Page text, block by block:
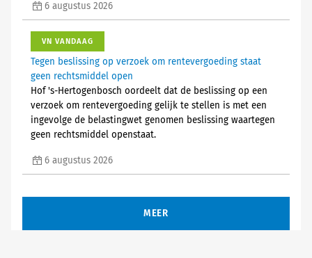
6 augustus 2026
VN VANDAAG
Tegen beslissing op verzoek om rentevergoeding staat
geen rechtsmiddel open
Hof 's-Hertogenbosch oordeelt dat de beslissing op een
verzoek om rentevergoeding gelijk te stellen is met een
ingevolge de belastingwet genomen beslissing waartegen
geen rechtsmiddel openstaat.
6 augustus 2026
MEER